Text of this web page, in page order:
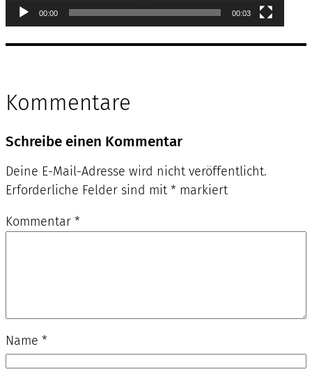
00:00 00:03
Kommentare
Schreibe einen Kommentar
Deine E-Mail-Adresse wird nicht veröffentlicht.
Erforderliche Felder sind mit * markiert
Kommentar *
Name *